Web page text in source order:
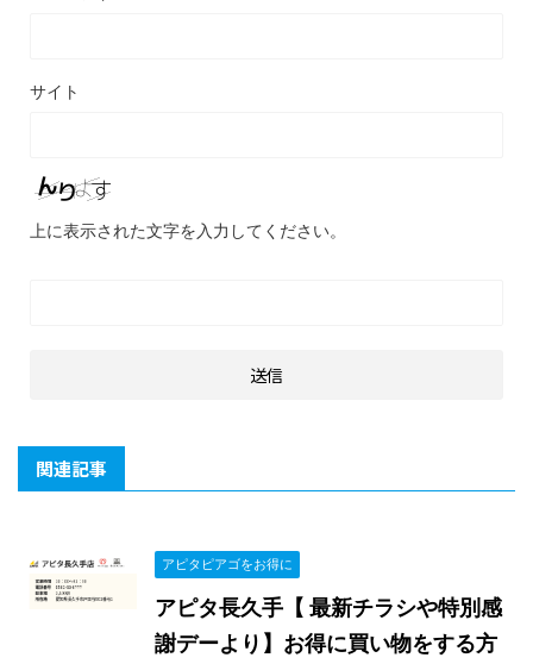
サイト
上に表示された文字を入力してください。
関連記事
アピタピアゴをお得に
アピタ長久手【 最新チラシや特別感
謝デーより】お得に買い物をする方